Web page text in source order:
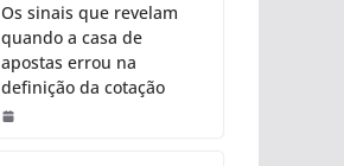
Os sinais que revelam
quando a casa de
apostas errou na
definição da cotação